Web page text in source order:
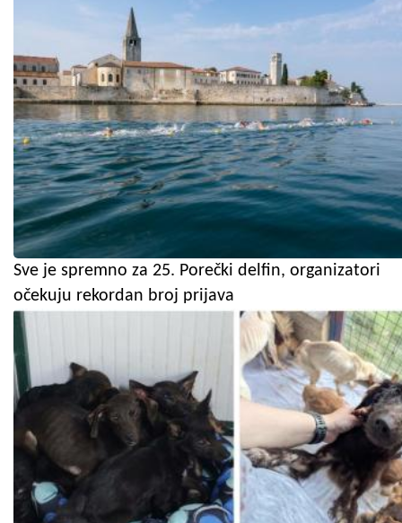
Sve je spremno za 25. Porečki delfin, organizatori
očekuju rekordan broj prijava